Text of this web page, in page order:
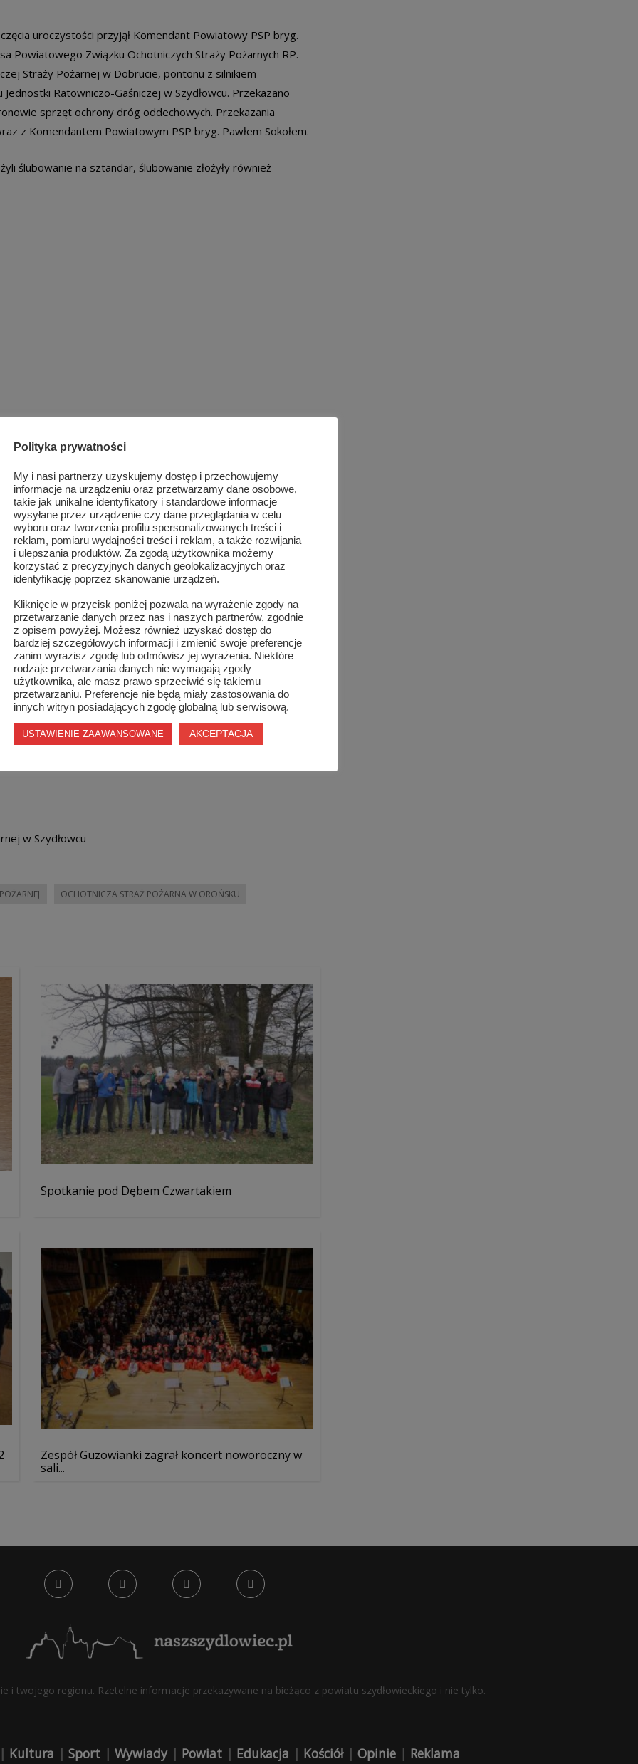
uroczystości przyjął Komendant Powiatowy PSP bryg.
Powiatowego Związku Ochotniczych Straży Pożarnych RP.
Straży Pożarnej w Dobrucie, pontonu z silnikiem
Ratowniczo-Gaśniczej w Szydłowcu. Przekazano
sprzęt ochrony dróg oddechowych. Przekazania
z Komendantem Powiatowym PSP bryg. Pawłem Sokołem.
ślubowanie na sztandar, ślubowanie złożyły również
w Szydłowcu
OCHOTNICZA STRAŻ POŻARNA W OROŃSKU
Spotkanie pod Dębem Czwartakiem
Zespół Guzowianki zagrał koncert noworoczny w
sali...
i twojego regionu. Rzetelne informacje przekazywane na bieżąco z powiatu szydłowieckiego i nie tylko.
| Kultura | Sport | Wywiady| Powiat | Edukacja | Kościół| Opinie | Reklama
Polityka prywatności
My i nasi partnerzy uzyskujemy dostęp i przechowujemy
informacje na urządzeniu oraz przetwarzamy dane osobowe,
takie jak unikalne identyfikatory i standardowe informacje
wysyłane przez urządzenie czy dane przeglądania w celu
wyboru oraz tworzenia profilu spersonalizowanych treści i
reklam, pomiaru wydajności treści i reklam, a także rozwijania
i ulepszania produktów. Za zgodą użytkownika możemy
korzystać z precyzyjnych danych geolokalizacyjnych oraz
identyfikację poprzez skanowanie urządzeń.
Kliknięcie w przycisk poniżej pozwala na wyrażenie zgody na
przetwarzanie danych przez nas i naszych partnerów, zgodnie
z opisem powyżej. Możesz również uzyskać dostęp do
bardziej szczegółowych informacji i zmienić swoje preferencje
zanim wyrazisz zgodę lub odmówisz jej wyrażenia. Niektóre
rodzaje przetwarzania danych nie wymagają zgody
użytkownika, ale masz prawo sprzeciwić się takiemu
przetwarzaniu. Preferencje nie będą miały zastosowania do
innych witryn posiadających zgodę globalną lub serwisową.
USTAWIENIE ZAAWANSOWANE AKCEPTACJA